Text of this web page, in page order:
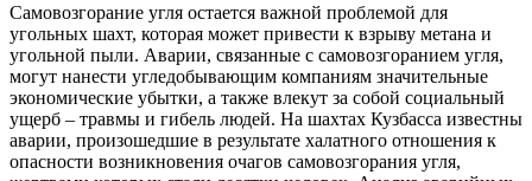
Самовозгорание угля остается важной проблемой для
угольных шахт, которая может привести к взрыву метана и
угольной пыли. Аварии, связанные с самовозгоранием угля,
могут нанести угледобывающим компаниям значительные
экономические убытки, а также влекут за собой социальный
ущерб – травмы и гибель людей. На шахтах Кузбасса известны
аварии, произошедшие в результате халатного отношения к
опасности возникновения очагов самовозгорания угля,